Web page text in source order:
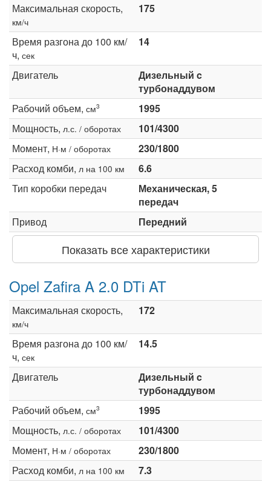
Максимальная скорость,
км/ч
175
Время разгона до 100 км/
ч, сек
14
Двигатель
Дизельный c
турбонаддувом
Рабочий объем, см3
1995
Мощность, л.с. / оборотах
101/4300
Момент, Н·м / оборотах
230/1800
Расход комби, л на 100 км
6.6
Тип коробки передач
Механическая, 5
передач
Привод
Передний
Показать все характеристики
Opel Zafira A 2.0 DTi AT
Максимальная скорость,
км/ч
172
Время разгона до 100 км/
ч, сек
14.5
Двигатель
Дизельный c
турбонаддувом
Рабочий объем, см3
1995
Мощность, л.с. / оборотах
101/4300
Момент, Н·м / оборотах
230/1800
Расход комби, л на 100 км
7.3